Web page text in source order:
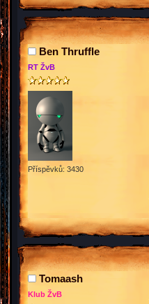
Ben Thruffle
RT ŽvB
Příspěvků: 3430
Tomaash
Klub ŽvB